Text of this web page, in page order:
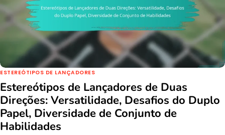
ESTEREÓTIPOS DE LANÇADORES
Estereótipos de Lançadores de Duas
Direções: Versatilidade, Desafios do Duplo
Papel, Diversidade de Conjunto de
Habilidades